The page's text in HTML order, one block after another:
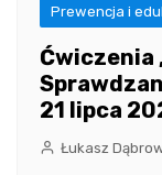
Prewencja i
Ćwiczenia
21 lipca
Łukasz